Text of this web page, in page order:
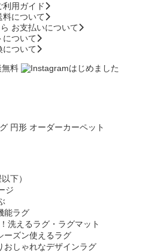
利用ガイド
料について
お支払いについて
について
について
円形 オーダーカーペット
下）
ジ
能ラグ
洗えるラグ・ラグマット
ーズン使えるラグ
おしゃれなデザインラグ